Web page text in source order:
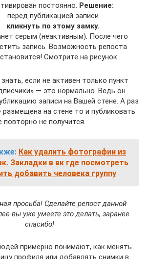
постоянно. Решение:
перед публикацией записи
кликнуть по этому замку.
серым (неактивным). После чего
запись. Возможность репоста
Смотрите на рисунок.
если не активен только пункт
— это нормально. Ведь он
записи на Вашей стене. А раз
размещена на стене то и публиковать
повторно не получится.
Как удалить фотографии из
Закладки в вк где посмотреть
добавить человека группу
просьба! Сделайте репост данной
вы уже умеете это делать, заранее
спасибо!
примерно понимают, как менять
профиля или добавлять снимки в